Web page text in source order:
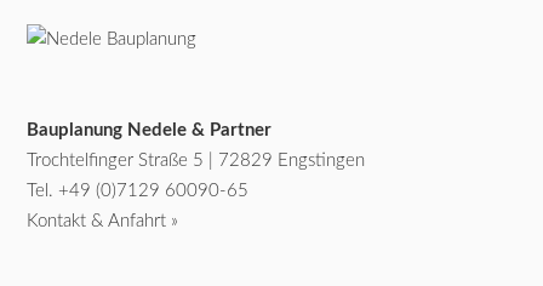
Bauplanung Nedele & Partner
Trochtelfinger Straße 5 | 72829 Engstingen
Tel. +49 (0)7129 60090-65
Kontakt & Anfahrt »